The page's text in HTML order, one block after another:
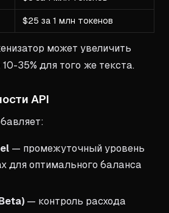
$25 за 1 млн токенов
может увеличить
35% для того же текста.
API
— промежуточный уровень
для оптимального баланса
— контроль расхода